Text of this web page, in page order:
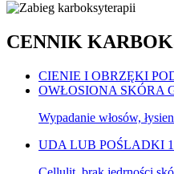
CENNIK
CIENIE I OBRZĘKI
OWŁOSIONA SKÓRA
Wypadanie włosów,
UDA LUB POŚLADKI